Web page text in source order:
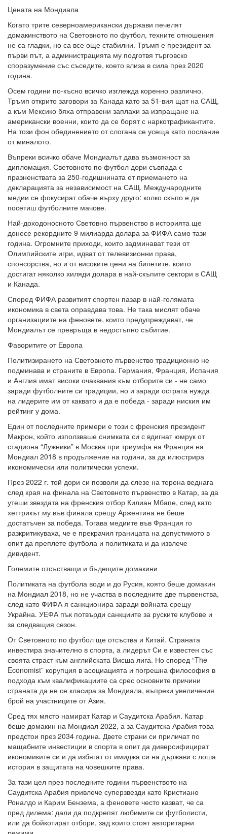
Цената на Мондиала
Когато трите северноамерикански държави печелят
домакинството на Световното по футбол, техните отношения
не са гладки, но са все още стабилни. Тръмп е президент за
първи път, а администрацията му подготвя търговско
споразумение със съседите, което влиза в сила през 2020
година.
Осем години по-късно всичко изглежда коренно различно.
Тръмп открито заговори за Канада като за 51-вия щат на САЩ,
а към Мексико бяха отправени заплахи за изпращане на
американски военни, които да се борят с наркотрафикантите.
На този фон обединението от слогана се усеща като послание
от миналото.
Въпреки всичко обаче Мондиалът дава възможност за
дипломация. Световното по футбол дори съвпада с
празненствата за 250-годишнината от приемането на
декларацията за независимост на САЩ. Международните
медии се фокусират обаче върху друго: колко скъпо е да
посетиш футболните мачове.
Най-доходоносното Световно първенство в историята ще
донесе рекордните 9 милиарда долара за ФИФА само тази
година. Огромните приходи, които задминават тези от
Олимпийските игри, идват от телевизионни права,
спонсорства, но и от високите цени на билетите, които
достигат няколко хиляди долара в най-скъпите сектори в САЩ
и Канада.
Според ФИФА развитият спортен пазар в най-голямата
икономика в света оправдава това. Не така мислят обаче
организациите на феновете, които предупреждават, че
Мондиалът се превръща в недостъпно събитие.
Фаворитите от Европа
Политизирането на Световното първенство традиционно не
подминава и страните в Европа. Германия, Франция, Испания
и Англия имат високи очаквания към отборите си - не само
заради футболните си традиции, но и заради острата нужда
на лидерите им от каквато и да е победа - заради ниския им
рейтинг у дома.
Един от последните примери е този с френския президент
Макрон, който използваше снимката си с вдигнат юмрук от
стадиона “Лужники” в Москва при триумфа на Франция на
Мондиал 2018 в продължение на години, за да илюстрира
икономически или политически успехи.
През 2022 г. той дори си позволи да слезе на терена веднага
след края на финала на Световното първенство в Катар, за да
утеши звездата на френския отбор Килиан Мбапе, след като
хеттрикът му във финала срещу Аржентина не беше
достатъчен за победа. Тогава медиите във Франция го
разкритикуваха, че е прекрачил границата на допустимото в
опит да преплете футбола и политиката и да извлече
дивидент.
Големите отсъстващи и бъдещите домакини
Политиката на футбола води и до Русия, която беше домакин
на Мондиал 2018, но не участва в последните две първенства,
след като ФИФА я санкционира заради войната срещу
Украйна. УЕФА пък потвърди санкциите за руските клубове и
за следващия сезон.
От Световното по футбол ще отсъства и Китай. Страната
инвестира значително в спорта, а лидерът Си е известен със
своята страст към английската Висша лига. Но според “The
Economist” корупция в асоциацията и погрешна философия в
подхода към квалификациите са срес основните причини
страната да не се класира за Мондиала, въпреки увеличения
брой на участниците от Азия.
Сред тях място намират Катар и Саудитска Арабия. Катар
беше домакин на Мондиал 2022, а за Саудитска Арабия това
предстои през 2034 година. Двете страни си приличат по
мащабните инвестиции в спорта в опит да диверсифицират
икономиките си и да избягат от имиджа си на държави с лоша
история в защитата на човешките права.
За тази цел през последните години първенството на
Саудитска Арабия привлече суперзвезди като Кристиано
Роналдо и Карим Бензема, а феновете често казват, че са
пред дилема: дали да подкрепят любимите си футболисти,
или да бойкотират отбори, зад които стоят авторитарни